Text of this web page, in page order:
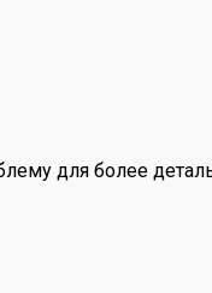
для более